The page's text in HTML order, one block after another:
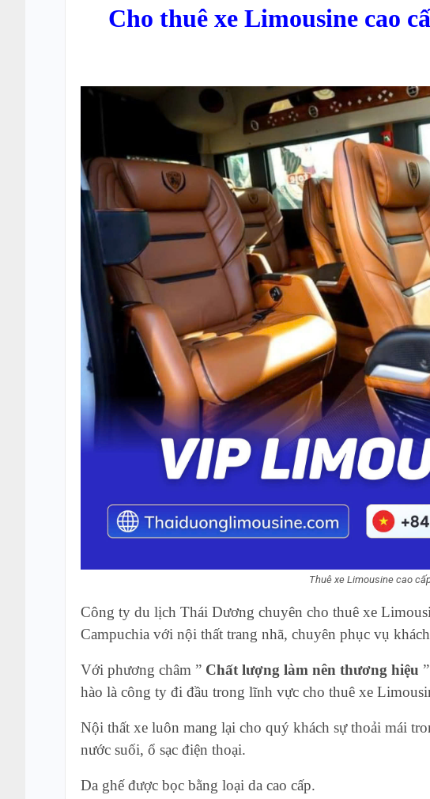
Cho thuê xe Limousine cao
Thuê xe Limousine cao
Công ty du lịch Thái Dương chuyên cho thuê xe
Campuchia với nội thất trang nhã, chuyên phục vụ
Với phương châm ” Chất lượng làm nên thương hiệu
hào là công ty đi đầu trong lĩnh vực cho thuê xe
Nội thất xe luôn mang lại cho quý khách sự thoải mái
nước suối, ổ sạc điện thoại.
Da ghế được bọc bằng loại da cao cấp.